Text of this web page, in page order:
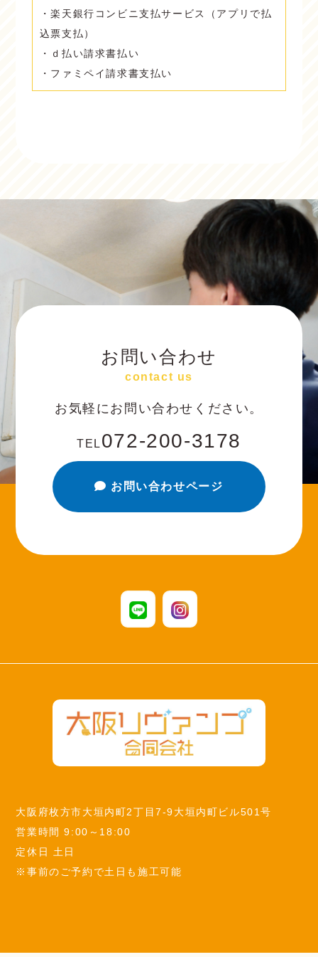
・楽天銀行コンビニ支払サービス（アプリで払
込票支払）
・ｄ払い請求書払い
・ファミペイ請求書支払い
お問い合わせ
contact us
お気軽にお問い合わせください。
TEL 072-200-3178
お問い合わせページ
大阪府枚方市大垣内町2丁目7-9大垣内町ビル501号
営業時間 9:00～18:00
定休日 土日
※事前のご予約で土日も施工可能